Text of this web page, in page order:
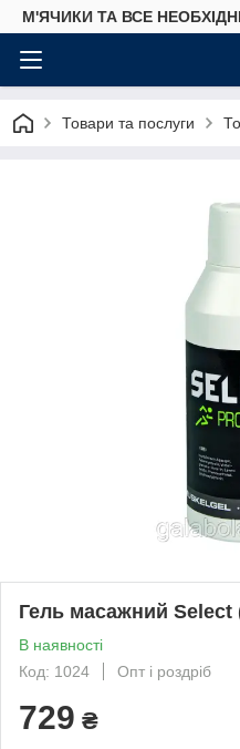
М'ЯЧИКИ ТА ВСЕ
Товари та послуги
Гель масажний Select
В наявності
Код: 1024
Опт і роздріб
729 ₴